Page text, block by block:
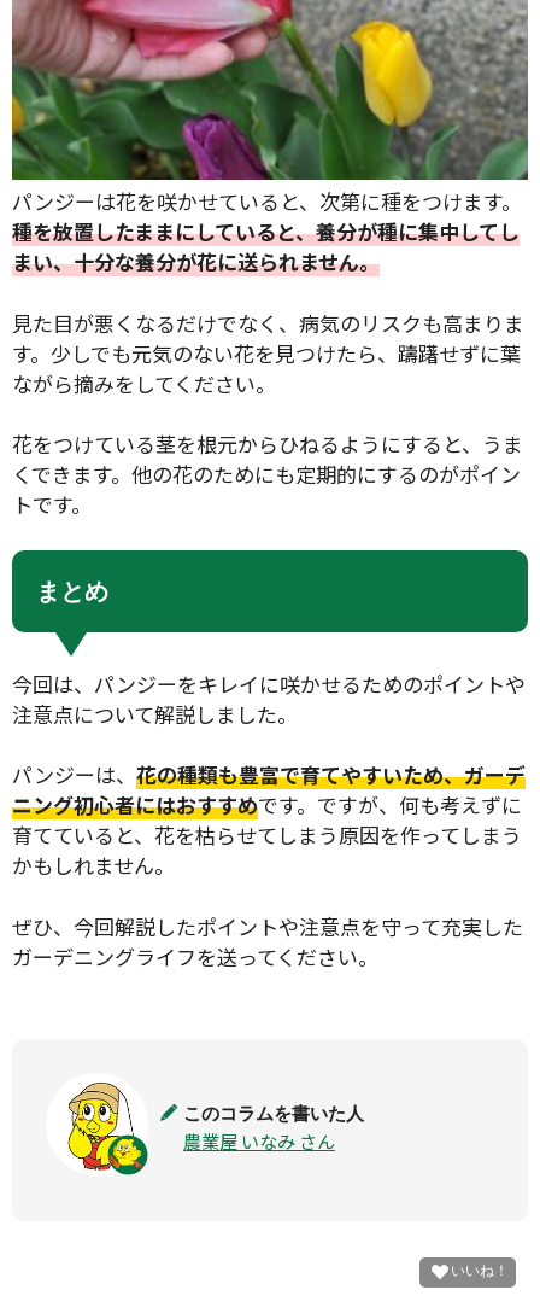
パンジーは花を咲かせていると、次第に種をつけます。
種を放置したままにしていると、養分が種に集中してし
まい、十分な養分が花に送られません。
見た目が悪くなるだけでなく、病気のリスクも高まりま
す。少しでも元気のない花を見つけたら、躊躇せずに葉
ながら摘みをしてください。
花をつけている茎を根元からひねるようにすると、うま
くできます。他の花のためにも定期的にするのがポイン
トです。
まとめ
今回は、パンジーをキレイに咲かせるためのポイントや
注意点について解説しました。
パンジーは、 花の種類も豊富で育てやすいため、ガーデ
ニング初心者にはおすすめです。ですが、何も考えずに
育てていると、花を枯らせてしまう原因を作ってしまう
かもしれません。
ぜひ、今回解説したポイントや注意点を守って充実した
ガーデニングライフを送ってください。
このコラムを書いた人
農業屋 いなみ さん